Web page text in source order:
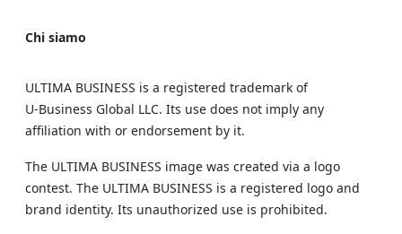
Chi siamo
ULTIMA BUSINESS is a registered trademark of
U‑Business Global LLC. Its use does not imply any
affiliation with or endorsement by it.
The ULTIMA BUSINESS image was created via a logo
contest. The ULTIMA BUSINESS is a registered logo and
brand identity. Its unauthorized use is prohibited.